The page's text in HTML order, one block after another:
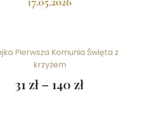
Pierwsza Komunia Święta z
krzyżem
31 zł – 140 zł